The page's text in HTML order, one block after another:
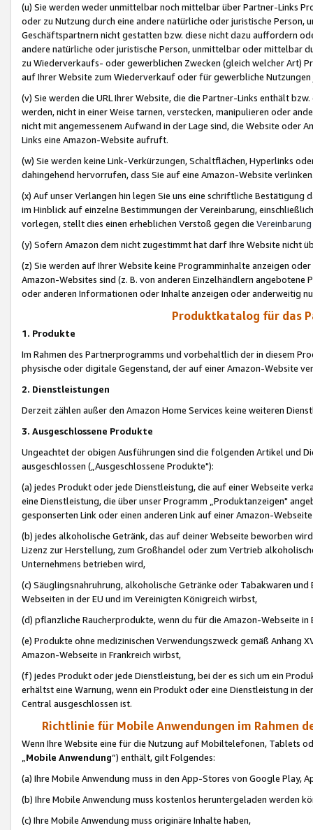
(u) Sie werden weder unmittelbar noch mittelbar über Partner-Links
oder zu Nutzung durch eine andere natürliche oder juristische
Geschäftspartnern nicht gestatten bzw. diese nicht dazu auffordern
andere natürliche oder juristische Person, unmittelbar oder mittelbar
zu Wiederverkaufs- oder gewerblichen Zwecken (gleich welcher Art)
auf Ihrer Website zum Wiederverkauf oder für gewerbliche
(v) Sie werden die URL Ihrer Website, die die Partner-Links enthält
werden, nicht in einer Weise tarnen, verstecken, manipulieren oder
nicht mit angemessenem Aufwand in der Lage sind, die Website oder
Links eine Amazon-Website aufruft.
(w) Sie werden keine Link-Verkürzungen, Schaltflächen, Hyperlinks
dahingehend hervorrufen, dass Sie auf eine Amazon-Website
(x) Auf unser Verlangen hin legen Sie uns eine schriftliche
im Hinblick auf einzelne Bestimmungen der Vereinbarung,
vorlegen, stellt dies einen erheblichen Verstoß gegen die Vereinbarung
(y) Sofern Amazon dem nicht zugestimmt hat darf Ihre Website nicht
(z) Sie werden auf Ihrer Website keine Programminhalte anzeigen
Amazon-Websites sind (z. B. von anderen Einzelhändlern
oder anderen Informationen oder Inhalte anzeigen oder anderweitig
Produktkatalog für das
1. Produkte
Im Rahmen des Partnerprogramms und vorbehaltlich der in diesem
physische oder digitale Gegenstand, der auf einer Amazon-Website
2. Dienstleistungen
Derzeit zählen außer den Amazon Home Services keine weiteren
3. Ausgeschlossene Produkte
Ungeachtet der obigen Ausführungen sind die folgenden Artikel und
ausgeschlossen („Ausgeschlossene Produkte"):
(a) jedes Produkt oder jede Dienstleistung, die auf einer Webseite
eine Dienstleistung, die über unser Programm „Produktanzeigen"
gesponserten Link oder einen anderen Link auf einer Amazon-
(b) jedes alkoholische Getränk, das auf deiner Webseite beworben
Lizenz zur Herstellung, zum Großhandel oder zum Vertrieb
Unternehmens betrieben wird,
(c) Säuglingsnahruhrung, alkoholische Getränke oder Tabakwaren
Webseiten in der EU und im Vereinigten Königreich wirbst,
(d) pflanzliche Raucherprodukte, wenn du für die Amazon-Webseite in
(e) Produkte ohne medizinischen Verwendungszweck gemäß Anhang
Amazon-Webseite in Frankreich wirbst,
(f) jedes Produkt oder jede Dienstleistung, bei der es sich um ein
erhältst eine Warnung, wenn ein Produkt oder eine Dienstleistung in
Central ausgeschlossen ist.
Richtlinie für Mobile Anwendungen im Rahmen
Wenn Ihre Website eine für die Nutzung auf Mobiltelefonen, Tablets
„Mobile Anwendung“) enthält, gilt Folgendes:
(a) Ihre Mobile Anwendung muss in den App-Stores von Google Play,
(b) Ihre Mobile Anwendung muss kostenlos heruntergeladen werden
(c) Ihre Mobile Anwendung muss originäre Inhalte haben,